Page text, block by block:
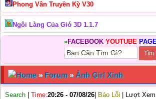
Phong Vân Truyền Kỳ V30
Ngôi Làng Của Gió 3D 1.1.7
»FACEBOOK-YOUTUBE-
Home» Forum»Ảnh Girl Xinh
Search Time:20:26 - 07/08/26 Báo Lỗi | Lượt